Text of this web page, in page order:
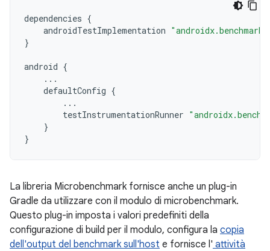
dependencies {
androidTestImplementation
}
android {
...
defaultConfig {
...
testInstrumentationRunner
}
}
La libreria Microbenchmark fornisce anche un plug-in
Gradle da utilizzare con il modulo di microbenchmark.
Questo plug-in imposta i valori predefiniti della
configurazione di build per il modulo, configura la copia
dell'output del benchmark sull'host e fornisce l' attività